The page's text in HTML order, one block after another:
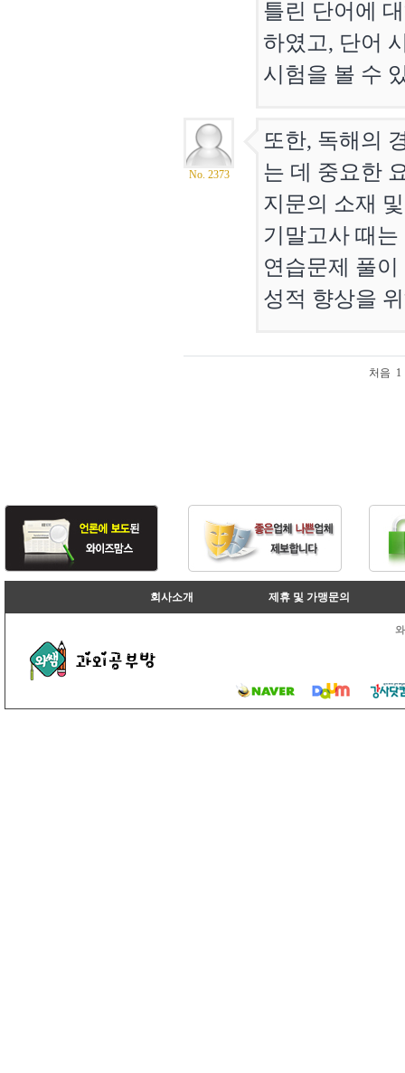
틀린 단어에
하였고, 단어
시험을 볼 수
No. 2373
또한, 독해의
는 데 중요한
지문의 소재
기말고사 때
연습문제 풀
성적 향상을
처음 1
회사소개 제휴 및 가맹문의